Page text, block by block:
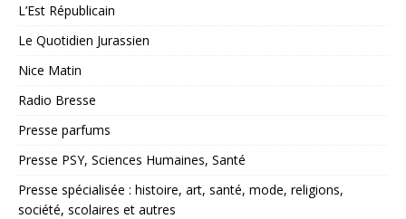
L’Est Républicain
Le Quotidien Jurassien
Nice Matin
Radio Bresse
Presse parfums
Presse PSY, Sciences Humaines, Santé
Presse spécialisée : histoire, art, santé, mode, religions,
société, scolaires et autres